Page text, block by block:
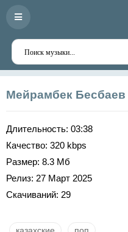
Мейрамбек Бесбаев
Длительность: 03:38
Качество: 320 kbps
Размер: 8.3 Мб
Релиз: 27 Март 2025
Скачиваний: 29